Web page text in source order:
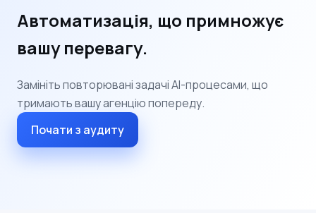
Автоматизація, що примножує
вашу перевагу.
Замініть повторювані задачі AI-процесами, що
тримають вашу агенцію попереду.
Почати з аудиту